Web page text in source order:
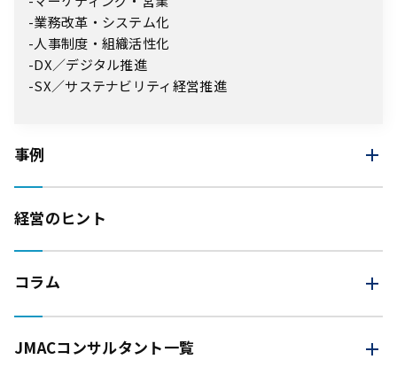
業務改革・システム化
人事制度・組織活性化
DX／デジタル推進
SX／サステナビリティ経営推進
事例
経営のヒント
コラム
JMACコンサルタント一覧